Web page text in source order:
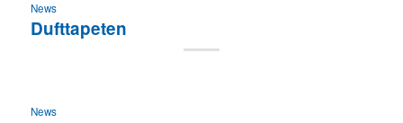
News
Dufttapeten
News